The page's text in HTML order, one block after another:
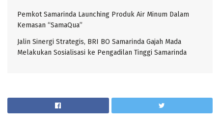
Pemkot Samarinda Launching Produk Air Minum Dalam
Kemasan “SamaQua”
Jalin Sinergi Strategis, BRI BO Samarinda Gajah Mada
Melakukan Sosialisasi ke Pengadilan Tinggi Samarinda